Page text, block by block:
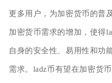
更多用户，为加密货币的普
加密货币需求的增加，使得
自身的安全性、易用性和功
需求。ladz币有望在加密货